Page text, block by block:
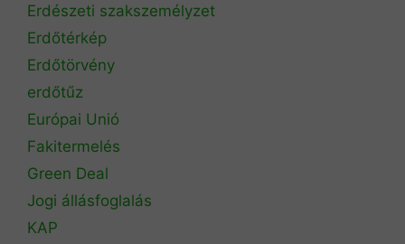
Erdészeti szakszemélyzet
Erdőtérkép
Erdőtörvény
erdőtűz
Európai Unió
Fakitermelés
Green Deal
Jogi állásfoglalás
KAP